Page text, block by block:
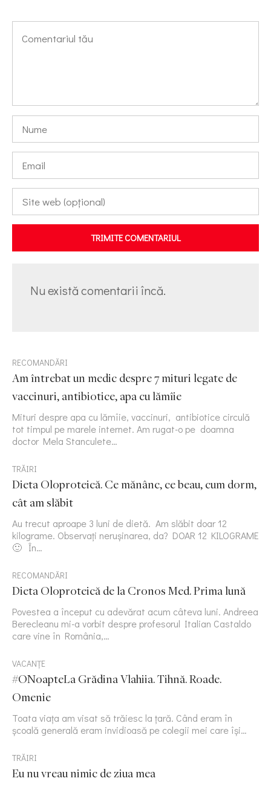
TRIMITE COMENTARIUL
Nu există comentarii încă.
RECOMANDĂRI
Am întrebat un medic despre 7 mituri legate de
vaccinuri, antibiotice, apa cu lămîie
Mituri despre apa cu lămîie, vaccinuri, antibiotice circulă
tot timpul pe marele internet. Am rugat-o pe doamna
doctor Mela Stanculete…
TRĂIRI
Dieta Oloproteică. Ce mănânc, ce beau, cum dorm,
cât am slăbit
Au trecut aproape 3 luni de dietă. Am slăbit doar 12
kilograme. Observați nerușinarea, da? DOAR 12 KILOGRAME
🙂 În…
RECOMANDĂRI
Dieta Oloproteică de la Cronos Med. Prima lună
Povestea a început cu adevărat acum câteva luni. Andreea
Berecleanu mi-a vorbit despre profesorul Italian Castaldo
care vine în România,…
VACANȚE
#ONoapteLa Grădina Vlahiia. Tihnă. Roade.
Omenie
Toata viața am visat să trăiesc la țară. Când eram în
școală generală eram invidioasă pe colegii mei care își…
TRĂIRI
Eu nu vreau nimic de ziua mea